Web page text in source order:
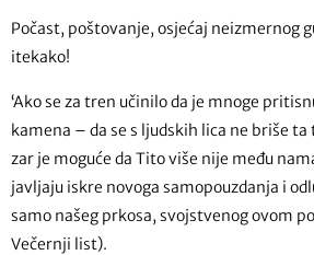
Počast, poštovanje, osjećaj neizmernog
itekako!
‘Ako se za tren učinilo da je mnoge
kamena – da se s ljudskih lica ne briše
zar je moguće da Tito više nije među
javljaju iskre novoga samopouzdanja i
samo našeg prkosa, svojstvenog ovom
Večernji list).